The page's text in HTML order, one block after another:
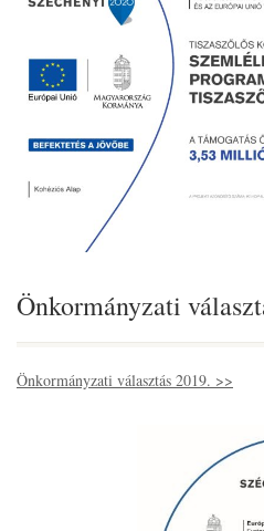
Önkormányzati
Önkormányzati választás 2019. >>